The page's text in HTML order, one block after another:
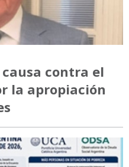
contra el
la apropiación